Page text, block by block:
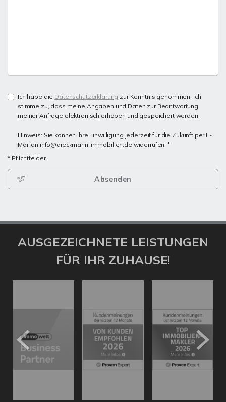
Ich habe die Datenschutzerklärung zur Kenntnis genommen. Ich
stimme zu, dass meine Angaben und Daten zur Beantwortung
meiner Anfrage elektronisch erhoben und gespeichert werden.
Hinweis: Sie können Ihre Einwilligung jederzeit für die Zukunft per E-
Mail an info@dieckmann-immobilien.de widerrufen. *
* Pflichtfelder
Absenden
AUSGEZEICHNETE LEISTUNGEN
FÜR IHR ZUHAUSE!